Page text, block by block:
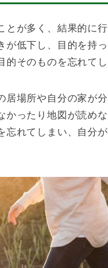
とが多く、結果的に
が低下し、目的を持
的そのものを忘れてし
居場所や自分の家が
かったり地図が読め
忘れてしまい、自分